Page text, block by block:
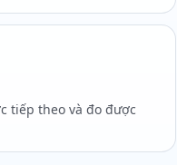
tiếp theo và đo được